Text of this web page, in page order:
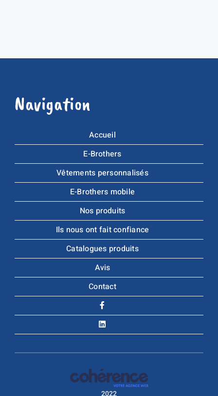
Navigation
Accueil
E-Brothers
Vêtements personnalisés
E-Brothers mobile
Nos produits
Ils nous ont fait confiance
Catalogues produits
Avis
Contact
2022